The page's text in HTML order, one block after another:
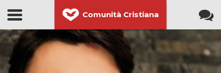
Comunità Cristiana